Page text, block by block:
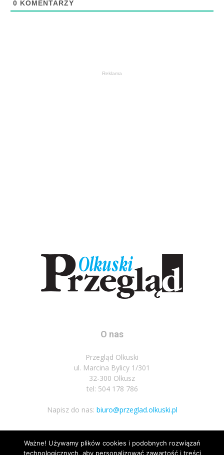
0 KOMENTARZY
Reklama
O nas
Przegląd Olkuski
ul. Marcina Bylicy 1/301
32-300 Olkusz
tel: 504 178 786
Napisz do nas: biuro@przeglad.olkuski.pl
Podążaj za nami
Ważne! Używamy plików cookies i podobnych rozwiązań
technologicznych, aby personalizować zawartość i treści